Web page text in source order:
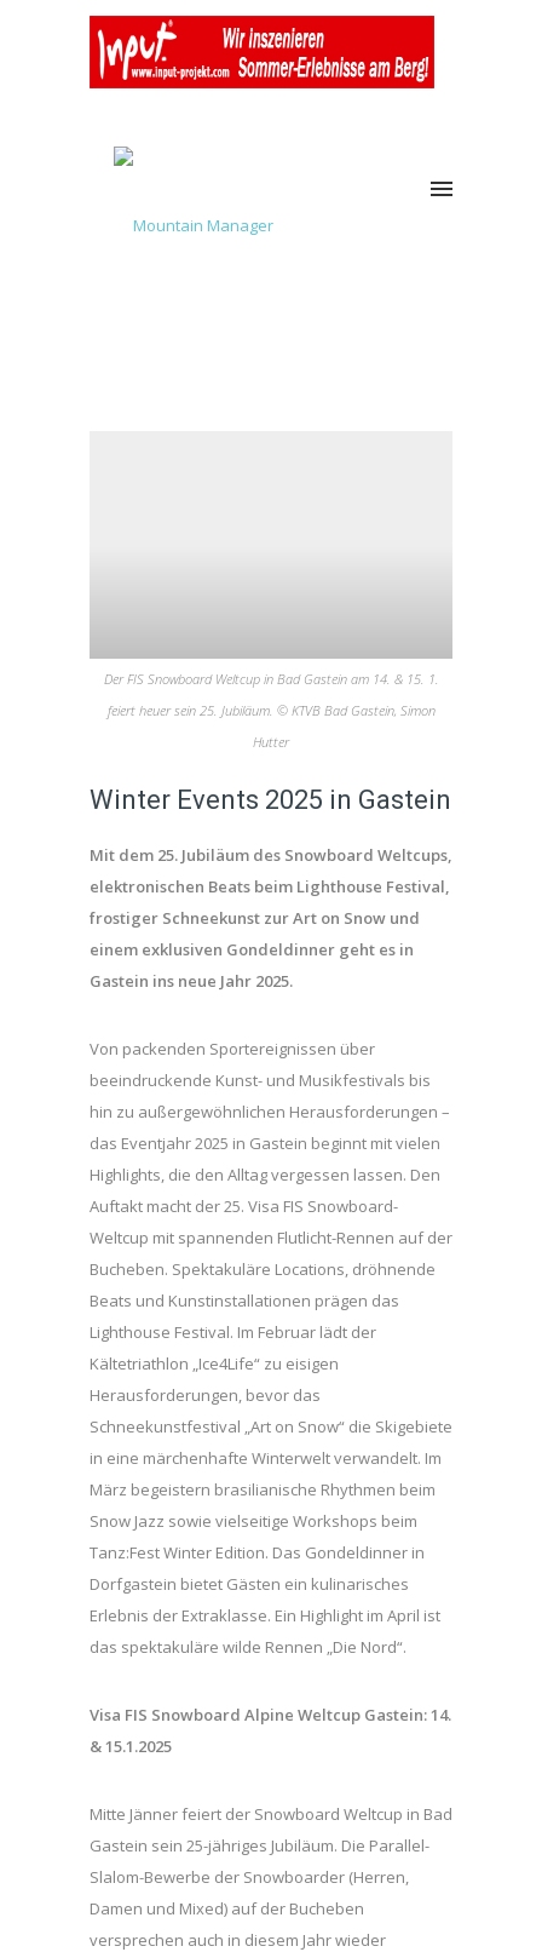
Der FIS Snowboard Weltcup in Bad Gastein am 14. & 15. 1.
feiert heuer sein 25. Jubiläum. © KTVB Bad Gastein, Simon
Hutter
Winter Events 2025 in Gastein
Mit dem 25. Jubiläum des Snowboard Weltcups,
elektronischen Beats beim Lighthouse Festival,
frostiger Schneekunst zur Art on Snow und
einem exklusiven Gondeldinner geht es in
Gastein ins neue Jahr 2025.
Von packenden Sportereignissen über
beeindruckende Kunst- und Musikfestivals bis
hin zu außergewöhnlichen Herausforderungen –
das Eventjahr 2025 in Gastein beginnt mit vielen
Highlights, die den Alltag vergessen lassen. Den
Auftakt macht der 25. Visa FIS Snowboard-
Weltcup mit spannenden Flutlicht-Rennen auf der
Bucheben. Spektakuläre Locations, dröhnende
Beats und Kunstinstallationen prägen das
Lighthouse Festival. Im Februar lädt der
Kältetriathlon „Ice4Life“ zu eisigen
Herausforderungen, bevor das
Schneekunstfestival „Art on Snow“ die Skigebiete
in eine märchenhafte Winterwelt verwandelt. Im
März begeistern brasilianische Rhythmen beim
Snow Jazz sowie vielseitige Workshops beim
Tanz:Fest Winter Edition. Das Gondeldinner in
Dorfgastein bietet Gästen ein kulinarisches
Erlebnis der Extraklasse. Ein Highlight im April ist
das spektakuläre wilde Rennen „Die Nord“.
Visa FIS Snowboard Alpine Weltcup Gastein: 14.
& 15.1.2025
Mitte Jänner feiert der Snowboard Weltcup in Bad
Gastein sein 25-jähriges Jubiläum. Die Parallel-
Slalom-Bewerbe der Snowboarder (Herren,
Damen und Mixed) auf der Bucheben
versprechen auch in diesem Jahr wieder